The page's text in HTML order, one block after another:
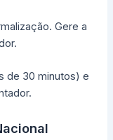
Gere a
de 30 minutos) e